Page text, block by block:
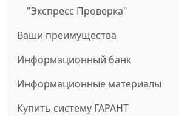
"Экспресс Проверка"
Ваши преимущества
Информационный банк
Информационные материалы
Купить систему ГАРАНТ